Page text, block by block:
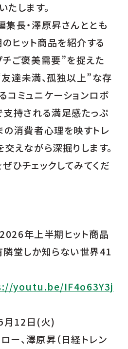
たします。
集長・澤原昇さんととも
ヒット商品を紹介する
チご褒美需要”を捉えた
達未満、孤独以上”な存
コミュニケーションロボ
支持される満足感たっぷ
の消費者心理を映すトレ
交えながら深掘りします。
ひチェックしてみてくだ
年上半期ヒット商品
隣堂しか知らない世界41
youtu.be/IF4o63Y3j
12日(火)
、澤原昇（日経トレン